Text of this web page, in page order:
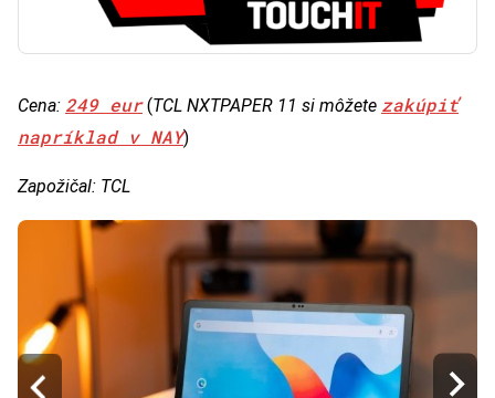
Cena: 249 eur(TCL NXTPAPER 11 si môžete zakúpiť
napríklad v NAY)
Zapožičal: TCL